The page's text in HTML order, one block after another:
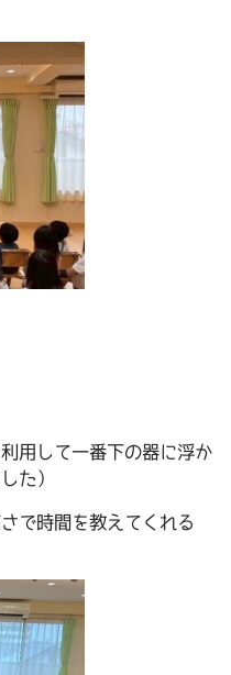
用して一番下の器に浮か
た）
で時間を教えてくれる